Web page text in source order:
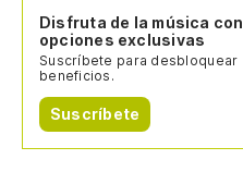
Disfruta de la música con
opciones exclusivas
Suscríbete para desbloquear
beneficios.
Suscríbete